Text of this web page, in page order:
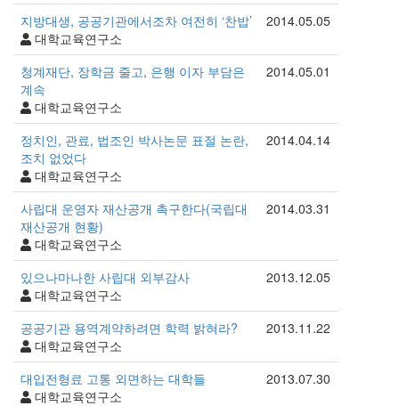
지방대생, 공공기관에서조차 여전히 ‘찬밥’
대학교육연구소
2014.05.05
청계재단, 장학금 줄고, 은행 이자 부담은
계속
대학교육연구소
2014.05.01
정치인, 관료, 법조인 박사논문 표절 논란,
조치 없었다
대학교육연구소
2014.04.14
사립대 운영자 재산공개 촉구한다(국립대
재산공개 현황)
대학교육연구소
2014.03.31
있으나마나한 사립대 외부감사
대학교육연구소
2013.12.05
공공기관 용역계약하려면 학력 밝혀라?
대학교육연구소
2013.11.22
대입전형료 고통 외면하는 대학들
대학교육연구소
2013.07.30